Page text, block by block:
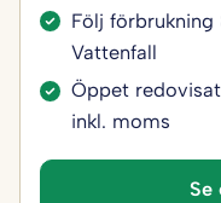
Följ
Vattenfall
Öppet
inkl. moms
Se